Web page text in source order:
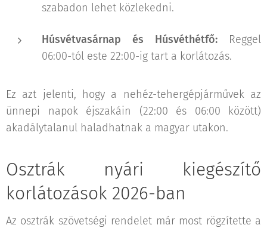
szabadon lehet közlekedni.
Húsvétvasárnap és Húsvéthétfő: Reggel
06:00-tól este 22:00-ig tart a korlátozás.
Ez azt jelenti, hogy a nehéz-tehergépjárművek az
ünnepi napok éjszakáin (22:00 és 06:00 között)
akadálytalanul haladhatnak a magyar utakon.
Osztrák nyári kiegészítő
korlátozások 2026-ban
Az osztrák szövetségi rendelet már most rögzítette a